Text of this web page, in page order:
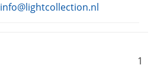
info@lightcollection.nl
1